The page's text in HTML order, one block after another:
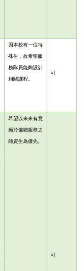
因本校有一位特
殊生，故希望服
務隊員能夠設計
相關課程。
可
希望以未來有意
願於偏鄉服務之
師資生為優先。
可